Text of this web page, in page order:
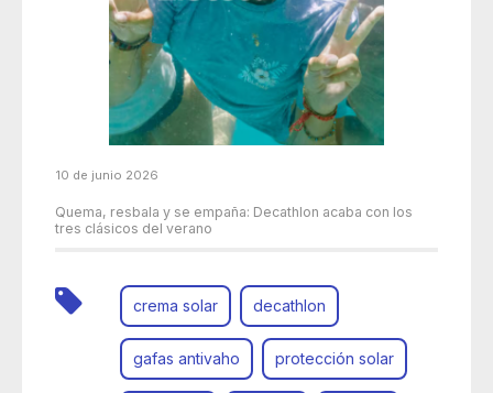
10 de junio 2026
Quema, resbala y se empaña: Decathlon acaba con los
tres clásicos del verano
crema solar decathlon
gafas antivaho protección solar